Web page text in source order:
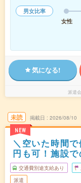
男女比率
女性
気になる!
派遣
未読
NEW
掲載日 2026/08/10
＼空いた時間
円も可！施設
交通費別途支給あり
派遣